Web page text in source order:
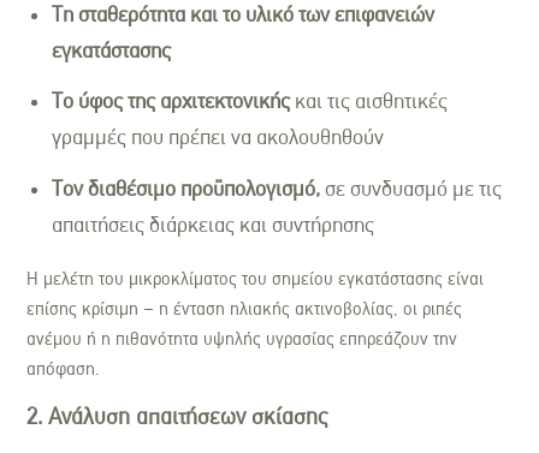
Τη σταθερότητα και το υλικό των επιφανειών
εγκατάστασης
Το ύφος της αρχιτεκτονικήςκαι τις αισθητικές
γραμμές που πρέπει να ακολουθηθούν
Τον διαθέσιμο προϋπολογισμό,σε συνδυασμό με τις
απαιτήσεις διάρκειας και συντήρησης
Η μελέτη του μικροκλίματος του σημείου εγκατάστασης είναι
επίσης κρίσιμη – η ένταση ηλιακής ακτινοβολίας, οι ριπές
ανέμου ή η πιθανότητα υψηλής υγρασίας επηρεάζουν την
απόφαση.
2. Ανάλυση απαιτήσεων σκίασης